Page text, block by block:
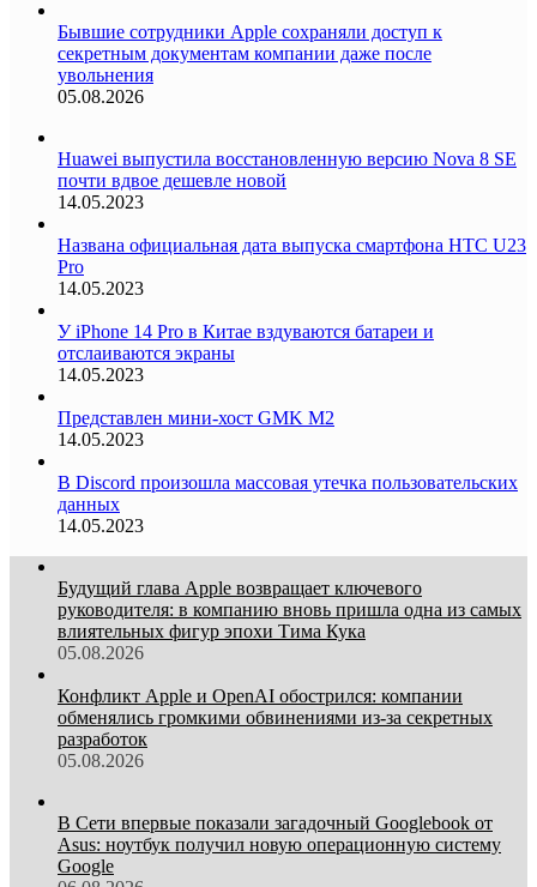
Бывшие сотрудники Apple сохраняли доступ к
секретным документам компании даже после
увольнения
05.08.2026
Huawei выпустила восстановленную версию Nova 8 SE
почти вдвое дешевле новой
14.05.2023
Названа официальная дата выпуска смартфона HTC U23
Pro
14.05.2023
У iPhone 14 Pro в Китае вздуваются батареи и
отслаиваются экраны
14.05.2023
Представлен мини-хост GMK M2
14.05.2023
В Discord произошла массовая утечка пользовательских
данных
14.05.2023
Будущий глава Apple возвращает ключевого
руководителя: в компанию вновь пришла одна из самых
влиятельных фигур эпохи Тима Кука
05.08.2026
Конфликт Apple и OpenAI обострился: компании
обменялись громкими обвинениями из-за секретных
разработок
05.08.2026
В Сети впервые показали загадочный Googlebook от
Asus: ноутбук получил новую операционную систему
Google